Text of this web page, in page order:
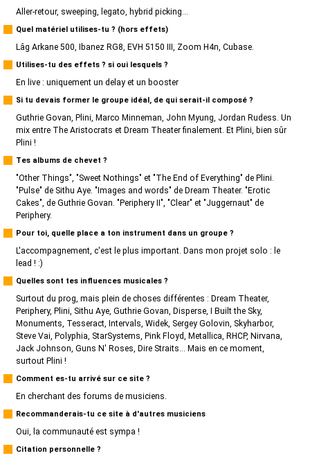
Aller-retour, sweeping, legato, hybrid picking...
Quel matériel utilises-tu ? (hors effets)
Lâg Arkane 500, Ibanez RG8, EVH 5150 III, Zoom H4n, Cubase.
Utilises-tu des effets ? si oui lesquels ?
En live : uniquement un delay et un booster
Si tu devais former le groupe idéal, de qui serait-il composé ?
Guthrie Govan, Plini, Marco Minneman, John Myung, Jordan Rudess. Un
mix entre The Aristocrats et Dream Theater finalement. Et Plini, bien sûr
Plini !
Tes albums de chevet ?
"Other Things", "Sweet Nothings" et "The End of Everything" de Plini.
"Pulse" de Sithu Aye. "Images and words" de Dream Theater. "Erotic
Cakes", de Guthrie Govan. "Periphery II", "Clear" et "Juggernaut" de
Periphery.
Pour toi, quelle place a ton instrument dans un groupe ?
L'accompagnement, c'est le plus important. Dans mon projet solo : le
lead ! :)
Quelles sont tes influences musicales ?
Surtout du prog, mais plein de choses différentes : Dream Theater,
Periphery, Plini, Sithu Aye, Guthrie Govan, Disperse, I Built the Sky,
Monuments, Tesseract, Intervals, Widek, Sergey Golovin, Skyharbor,
Steve Vai, Polyphia, StarSystems, Pink Floyd, Metallica, RHCP, Nirvana,
Jack Johnson, Guns N' Roses, Dire Straits... Mais en ce moment,
surtout Plini !
Comment es-tu arrivé sur ce site ?
En cherchant des forums de musiciens.
Recommanderais-tu ce site à d'autres musiciens
Oui, la communauté est sympa !
Citation personnelle ?